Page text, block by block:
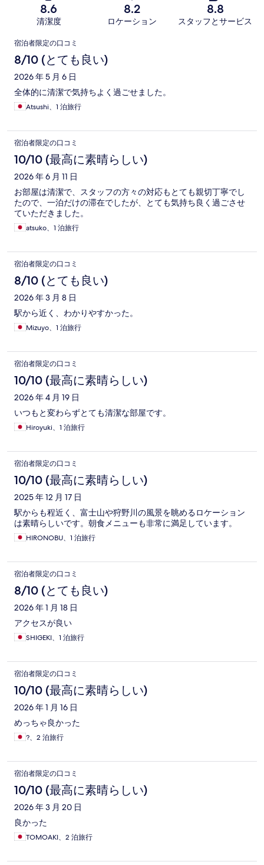
8.6
清潔度
8.2
ロケーション
8.8
スタッフとサービス
口
コ
ミ
宿泊者限定の口コミ
8/10 (とても良い)
2026 年 5 月 6 日
全体的に清潔で気持ちよく過ごせました。
Atsushi、1 泊旅行
宿泊者限定の口コミ
10/10 (最高に素晴らしい)
2026 年 6 月 11 日
お部屋は清潔で、スタッフの方々の対応もとても親切丁寧でし
たので、一泊だけの滞在でしたが、とても気持ち良く過ごさせ
ていただきました。
atsuko、1 泊旅行
宿泊者限定の口コミ
8/10 (とても良い)
2026 年 3 月 8 日
駅から近く、わかりやすかった。
Mizuyo、1 泊旅行
宿泊者限定の口コミ
10/10 (最高に素晴らしい)
2026 年 4 月 19 日
いつもと変わらずとても清潔な部屋です。
Hiroyuki、1 泊旅行
宿泊者限定の口コミ
10/10 (最高に素晴らしい)
2025 年 12 月 17 日
駅からも程近く、富士山や狩野川の風景を眺めるロケーション
は素晴らしいです。朝食メニューも非常に満足しています。
HIRONOBU、1 泊旅行
宿泊者限定の口コミ
8/10 (とても良い)
2026 年 1 月 18 日
アクセスが良い
SHIGEKI、1 泊旅行
宿泊者限定の口コミ
10/10 (最高に素晴らしい)
2026 年 1 月 16 日
めっちゃ良かった
?、2 泊旅行
宿泊者限定の口コミ
10/10 (最高に素晴らしい)
2026 年 3 月 20 日
良かった
TOMOAKI、2 泊旅行